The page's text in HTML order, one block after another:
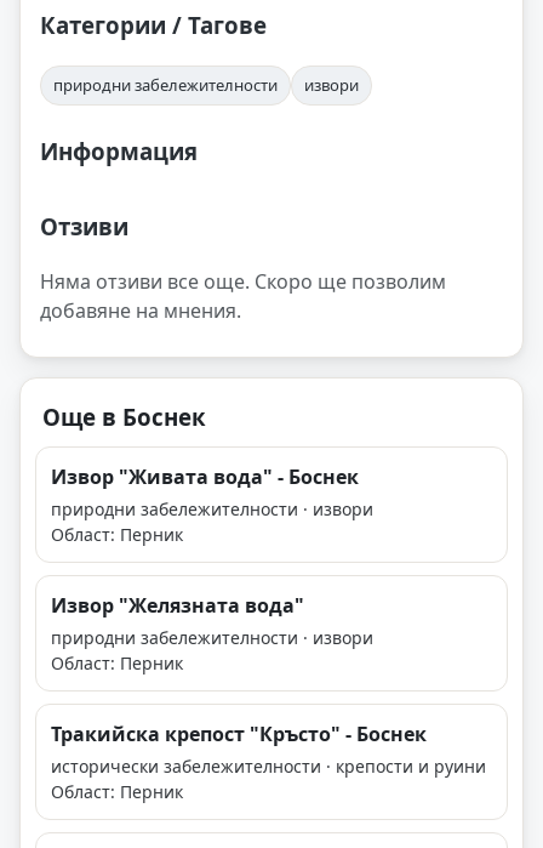
Категории / Тагове
природни забележителности извори
Информация
Отзиви
Няма отзиви все още. Скоро ще позволим
добавяне на мнения.
Още в Боснек
Извор "Живата вода" - Боснек
природни забележителности · извори
Област: Перник
Извор "Желязната вода"
природни забележителности · извори
Област: Перник
Тракийска крепост "Кръсто" - Боснек
исторически забележителности · крепости и руини
Област: Перник